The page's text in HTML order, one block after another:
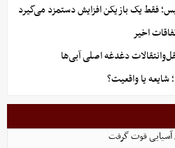
فقط یک بازیکن افزایش دستمزد می‌گیرد
اخیر
دغدغه اصلی آبی‌ها
یا واقعیت؟
آسیایی قوت گرفت